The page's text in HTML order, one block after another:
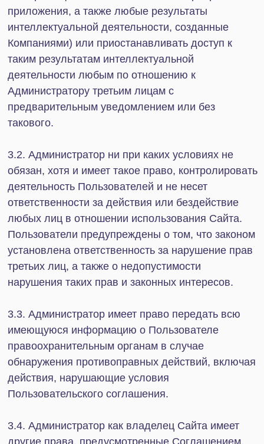
обладает соответствующими правами на
совершение таких действий, предоставленными
или переданными ему в соответствии с
применимым законодательством и нормами
международного права.
собственные действия в связи с использованием
любого контента через интерфейс Сайта,
интерфейсы его услуг, разделов, сервисов,
Пользователем Соглашения требований
гражданско-правовую, административную и
уголовную ответственность.
4.9. Пользователь извещен о том, что в
информационной системе Сайта и его
программном обеспечении отсутствуют
автоматические цензуру и предварительный
контроль действий и информационных
отношений Пользователя по использованию
Сайта, его услуг, разделов, сервисов,
ответственности за нарушение Пользователем
Соглашения и оставляет за собой право по
своему собственному усмотрению, а также при
получении информации от других Пользователей
либо третьих лиц о нарушении Пользователем
Соглашения, изменять (модерировать) или
установленные Соглашением (включая личные
сообщения), приостанавливать, ограничивать или